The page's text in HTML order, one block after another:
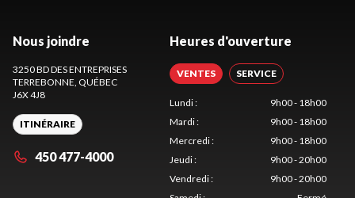
Nous joindre
3250 BD DES ENTREPRISES
TERREBONNE, QUÉBEC
J6X 4J8
ITINÉRAIRE
450 477-4000
Heures d'ouverture
VENTES SERVICE
Lundi:
9h00 - 18h00
Mardi:
9h00 - 18h00
Mercredi:
9h00 - 18h00
Jeudi:
9h00 - 20h00
Vendredi:
9h00 - 20h00